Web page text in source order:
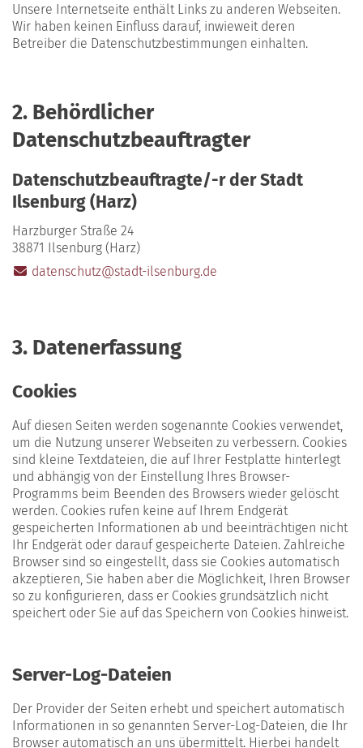
Unsere Internetseite enthält Links zu anderen Webseiten.
Wir haben keinen Einfluss darauf, inwieweit deren
Betreiber die Datenschutzbestimmungen einhalten.
2. Behördlicher
Datenschutzbeauftragter
Datenschutzbeauftragte/-r der Stadt
Ilsenburg (Harz)
Harzburger Straße 24
38871 Ilsenburg (Harz)
datenschutz@stadt-ilsenburg.de
3. Datenerfassung
Cookies
Auf diesen Seiten werden sogenannte Cookies verwendet,
um die Nutzung unserer Webseiten zu verbessern. Cookies
sind kleine Textdateien, die auf Ihrer Festplatte hinterlegt
und abhängig von der Einstellung Ihres Browser-
Programms beim Beenden des Browsers wieder gelöscht
werden. Cookies rufen keine auf Ihrem Endgerät
gespeicherten Informationen ab und beeinträchtigen nicht
Ihr Endgerät oder darauf gespeicherte Dateien. Zahlreiche
Browser sind so eingestellt, dass sie Cookies automatisch
akzeptieren, Sie haben aber die Möglichkeit, Ihren Browser
so zu konfigurieren, dass er Cookies grundsätzlich nicht
speichert oder Sie auf das Speichern von Cookies hinweist.
Server-Log-Dateien
Der Provider der Seiten erhebt und speichert automatisch
Informationen in so genannten Server-Log-Dateien, die Ihr
Browser automatisch an uns übermittelt. Hierbei handelt